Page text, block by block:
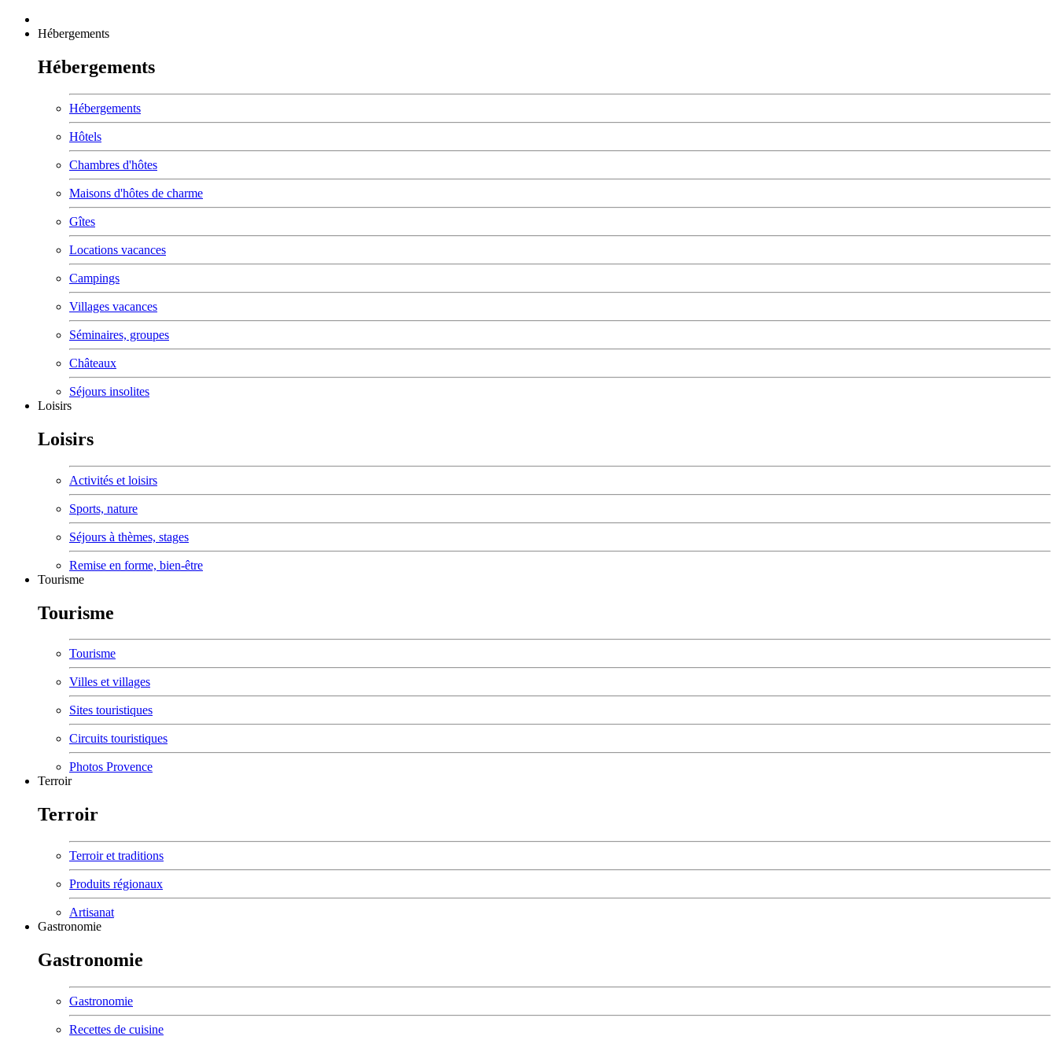
Hébergements
Hébergements
Hébergements
Hôtels
Chambres d'hôtes
Maisons d'hôtes de charme
Gîtes
Locations vacances
Campings
Villages vacances
Séminaires, groupes
Châteaux
Séjours insolites
Loisirs
Loisirs
Activités et loisirs
Sports, nature
Séjours à thèmes, stages
Remise en forme, bien-être
Tourisme
Tourisme
Tourisme
Villes et villages
Sites touristiques
Circuits touristiques
Photos Provence
Terroir
Terroir
Terroir et traditions
Produits régionaux
Artisanat
Gastronomie
Gastronomie
Gastronomie
Recettes de cuisine